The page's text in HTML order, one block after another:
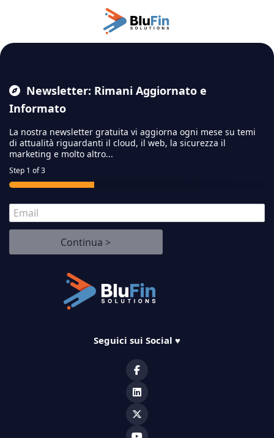
Passa al contenuto principale
Newsletter: Rimani Aggiornato e
Informato
La nostra newsletter gratuita vi aggiorna ogni mese su temi
di attualità riguardanti il cloud, il web, la sicurezza il
marketing e molto altro...
Step 1 of 3
E
m
a
l
Continua >
Seguici sui Social ♥️